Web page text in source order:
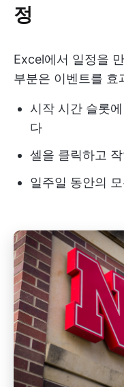
정
Excel에서 일정을
부분은 이벤트를 효
시작 시간 슬롯
다
셀을 클릭하고
일주일 동안의